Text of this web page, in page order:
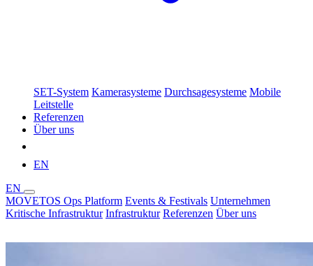
SET-System Kamerasysteme Durchsagesysteme Mobile
Leitstelle
Referenzen
Über uns
EN
EN
MOVETOS Ops Platform Events & Festivals Unternehmen
Kritische Infrastruktur Infrastruktur Referenzen Über uns